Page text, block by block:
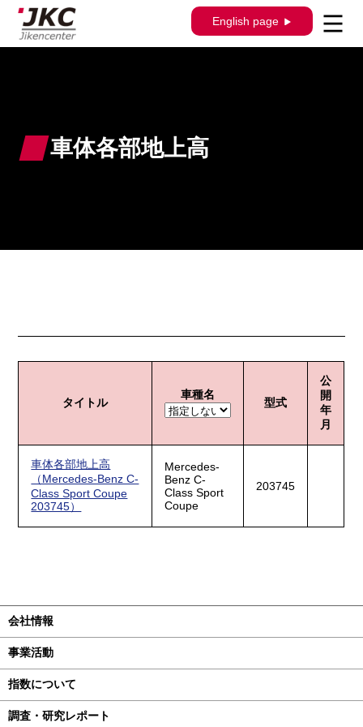
English page
車体各部地上高
タイトル
車種名
型式
公
開
年
月
車体各部地上高
（Mercedes-Benz C-
Class Sport Coupe
203745）
Mercedes-
Benz C-
Class Sport
Coupe
203745
会社情報
事業活動
指数について
調査・研究レポート